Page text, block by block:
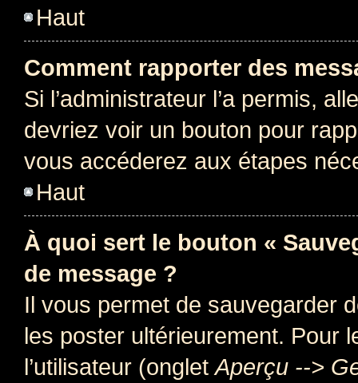
Haut
Comment rapporter des
Si l’administrateur l’a permis,
devriez voir un bouton pour
vous accéderez aux étapes
Haut
À quoi sert le bouton «
de message ?
Il vous permet de sauvegarder
les poster ultérieurement. Pour
l’utilisateur (onglet Aperçu -->